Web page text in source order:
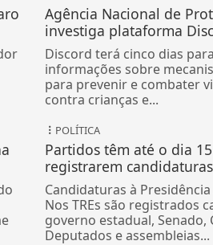
Agência Nacional de
investiga plataforma
Discord terá cinco dias
informações sobre
para prevenir e combater
contra crianças e...
POLÍTICA
Partidos têm até o dia
registrarem
Candidaturas à Presidência
Nos TREs são registrados
governo estadual, Senado,
Deputados e assembleias...